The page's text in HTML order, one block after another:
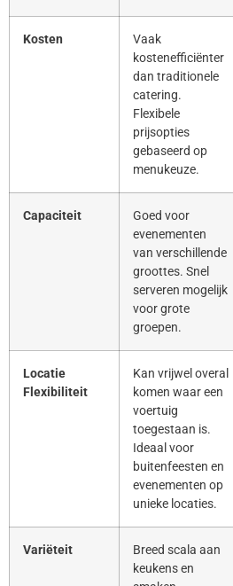
Kosten
Vaak
kostenefficiënter
dan traditionele
catering.
Flexibele
prijsopties
gebaseerd op
menukeuze.
Capaciteit
Goed voor
evenementen
van verschillende
groottes. Snel
serveren mogelijk
voor grote
groepen.
Locatie
Flexibiliteit
Kan vrijwel overal
komen waar een
voertuig
toegestaan is.
Ideaal voor
buitenfeesten en
evenementen op
unieke locaties.
Variëteit
Breed scala aan
keukens en